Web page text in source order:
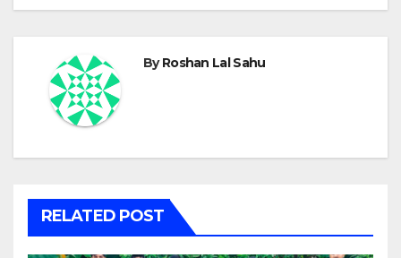
ByRoshan Lal Sahu
RELATED POST